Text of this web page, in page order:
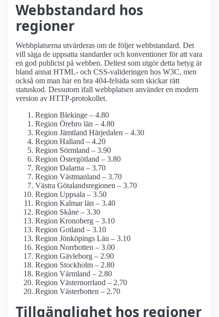
Webbstandard hos
regioner
Webbplatserna utvärderas om de följer webbstandard. Det
vill säga de uppsatta standarder och konventioner för att vara
en god publicist på webben. Deltest som utgör detta betyg är
bland annat HTML- och CSS-valideringen hos W3C, men
också om man har en bra 404-felsida som skickar rätt
statuskod. Dessutom ifall webbplatsen använder en modern
version av HTTP-protokollet.
Region Blekinge – 4.80
Region Örebro län – 4.80
Region Jämtland Härjedalen – 4.30
Region Halland – 4.20
Region Sörmland – 3.90
Region Östergötland – 3.80
Region Dalarna – 3.70
Region Västmanland – 3.70
Västra Götalandsregionen – 3.70
Region Uppsala – 3.50
Region Kalmar län – 3.40
Region Skåne – 3.30
Region Kronoberg – 3.10
Region Gotland – 3.10
Region Jönköpings Län – 3.10
Region Norrbotten – 3.00
Region Gävleborg – 2.90
Region Stockholm – 2.80
Region Värmland – 2.80
Region Västernorrland – 2.70
Region Västerbotten – 2.70
Tillgänglighet hos regioner